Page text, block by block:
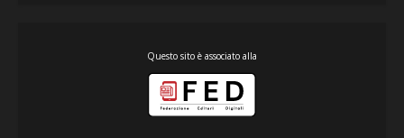
Questo sito è associato alla